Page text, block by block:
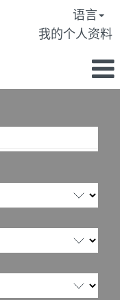
语言
我的个人资料